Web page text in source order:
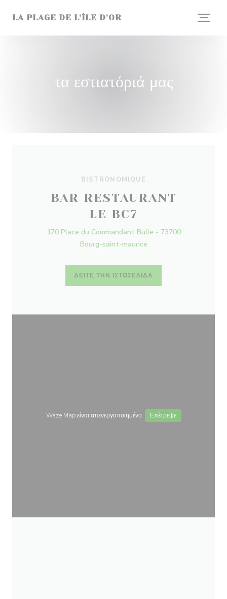
LA PLAGE DE L'ÎLE D'OR
τα εστιατόριά μας
BISTRONOMIQUE
BAR RESTAURANT
LE BC7
170 Place du Commandant Bulle - 73700
Bourg-saint-maurice
ΔΕΊΤΕ ΤΗΝ ΙΣΤΟΣΕΛΊΔΑ
Waze Map είναι απενεργοποιημένο. Επέτρεψε